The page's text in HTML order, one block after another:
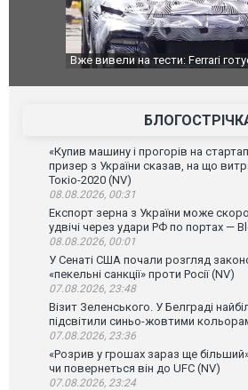
Вийшов трейлер нової
фільму "Афера Томаса Крауна"
«Купив машину і прогорів на
призер з України сказав, на що
Токіо-2020 (NV)
08.08.2026, 00:31
Експорт зерна з України може
удвічі через удари РФ по портах —
08.08.2026, 00:01
У Сенаті США почали розгляд
«пекельні санкції» проти Росії (NV)
07.08.2026, 23:48
Візит Зеленського. У Белграді
підсвітили синьо-жовтими
07.08.2026, 23:36
«Розрив у грошах зараз ще
чи повернеться він до UFC (NV)
07.08.2026, 23:24